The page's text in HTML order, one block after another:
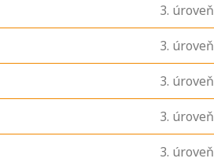
3. úroveň
3. úroveň
3. úroveň
3. úroveň
3. úroveň